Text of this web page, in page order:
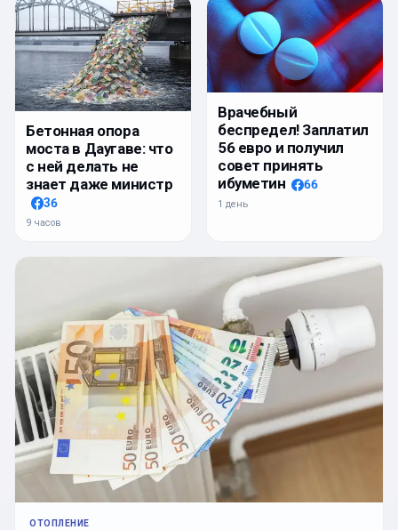
Бетонная опора
моста в Даугаве: что
с ней делать не
знает даже министр
36
9 часов
Врачебный
беспредел! Заплатил
56 евро и получил
совет принять
ибуметин
66
1 день
ОТОПЛЕНИЕ